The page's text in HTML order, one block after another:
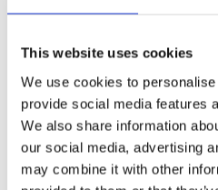
This website uses cookies
We use cookies to
provide social media features
We also share information
our social media, advertising
may combine it with other
Quinoa från bondeägt
mättande. Groddar och
vattenbad och kan användas
rättvisa förhållanden i
Dela